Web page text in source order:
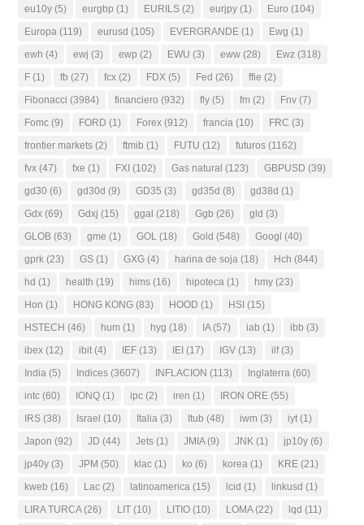
eu10y (5) eurgbp (1) EURILS (2) eurjpy (1) Euro (104)
Europa (119) eurusd (105) EVERGRANDE (1) Ewg (1)
ewh (4) ewj (3) ewp (2) EWU (3) eww (28) Ewz (318)
F (1) fb (27) fcx (2) FDX (5) Fed (26) ffie (2)
Fibonacci (3984) financiero (932) fly (5) fm (2) Fnv (7)
Fomc (9) FORD (1) Forex (912) francia (10) FRC (3)
frontier markets (2) ftmib (1) FUTU (12) futuros (1162)
fvx (47) fxe (1) FXI (102) Gas natural (123) GBPUSD (39)
gd30 (6) gd30d (9) GD35 (3) gd35d (8) gd38d (1)
Gdx (69) Gdxj (15) ggal (218) Ggb (26) gld (3)
GLOB (63) gme (1) GOL (18) Gold (548) Googl (40)
gprk (23) GS (1) GXG (4) harina de soja (18) Hch (844)
hd (1) health (19) hims (16) hipoteca (1) hmy (23)
Hon (1) HONG KONG (83) HOOD (1) HSI (15)
HSTECH (46) hum (1) hyg (18) IA(57) iab (1) ibb (3)
ibex (12) ibit (4) IEF (13) IEI (17) IGV (13) ilf(3)
India (5) Indices (3607) INFLACION (113) Inglaterra (60)
intc (60) IONQ (1) ipc (2) iren (1) IRON ORE (55)
IRS (38) Israel (10) Italia (3) Itub (48) iwm (3) iyt (1)
Japon (92) JD (44) Jets (1) JMIA(9) JNK (1) jp10y (6)
jp40y (3) JPM (50) klac (1) ko (6) korea (1) KRE (21)
kweb (16) Lac (2) latinoamerica (15) lcid (1) linkusd (1)
LIRA TURCA(26) LIT (10) LITIO (10) LOMA(22) lqd (11)